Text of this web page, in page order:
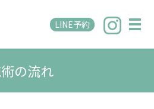
メ
LINE予約
の流れ